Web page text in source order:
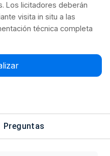
Los licitadores deberán
visita in situ a las
técnica completa
Preguntas